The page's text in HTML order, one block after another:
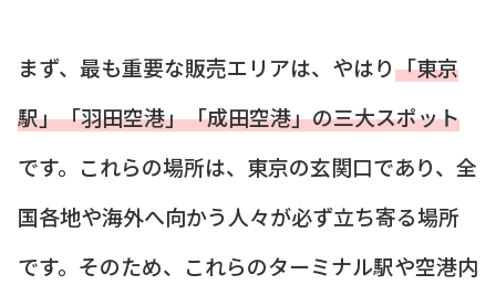
まず、最も重要な販売エリアは、やはり「東京
駅」「羽田空港」「成田空港」の三大スポット
です。これらの場所は、東京の玄関口であり、全
国各地や海外へ向かう人々が必ず立ち寄る場所
です。そのため、これらのターミナル駅や空港内